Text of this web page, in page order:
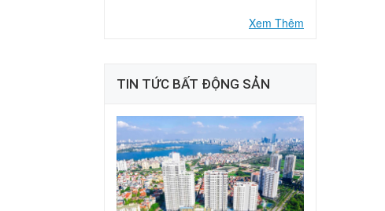
Xem Thêm
TIN TỨC BẤT ĐỘNG SẢN